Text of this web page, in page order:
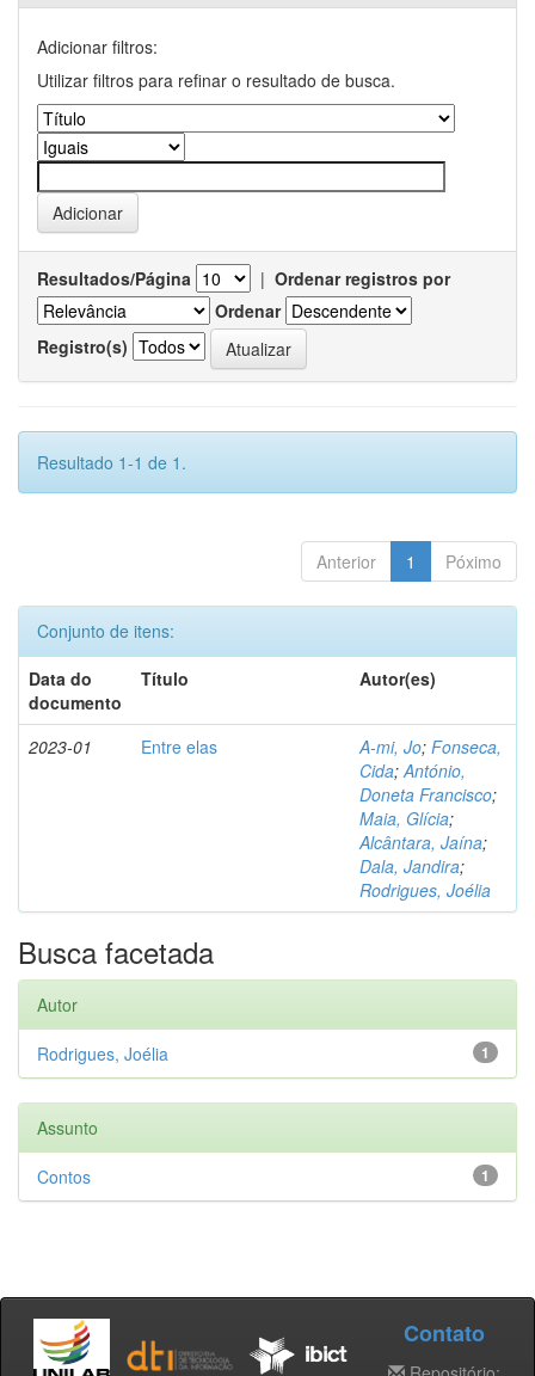
Adicionar filtros:
Utilizar filtros para refinar o resultado de busca.
Resultados/Página | Ordenar registros por
Ordenar
Registro(s)
Resultado 1-1 de 1.
Anterior 1 Póximo
Conjunto de itens:
Data do
documento
Título Autor(es)
2023-01 Entre elas A-mi, Jo; Fonseca,
Cida;António,
Doneta Francisco;
Maia, Glícia;
Alcântara, Jaína;
Dala, Jandira;
Rodrigues, Joélia
Busca facetada
Autor
1
Rodrigues, Joélia
Assunto
1
Contos
Contato